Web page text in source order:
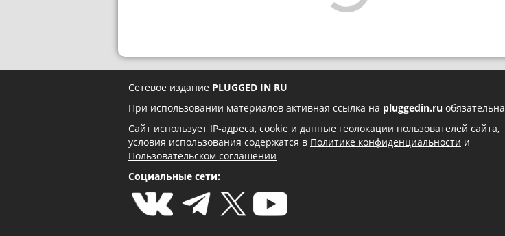
Сетевое издание PLUGGED IN RU
При использовании материалов активная ссылка на pluggedin.ru обязательна
Сайт использует IP-адреса, cookie и данные геолокации пользователей сайта,
условия использования содержатся в Политике конфиденциальности и
Пользовательском соглашении
Социальные сети: